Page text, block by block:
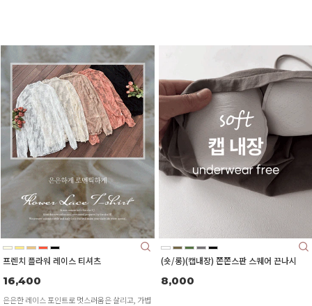
프렌치 플라워 레이스 티셔츠
16,400
은은한 레이스 포인트로 멋스러움은 살리고, 가볍
(숏/롱)(캡내장) 쫀쫀스판 스퀘어 끈나시
8,000